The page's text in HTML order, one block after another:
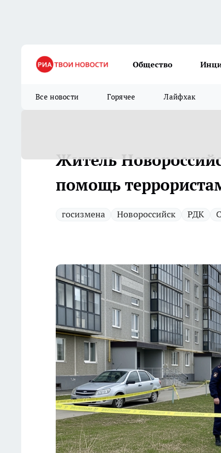
Общество
Все новости Горячее Лайфхак
Житель
помощь
госизмена Новороссийск РДК